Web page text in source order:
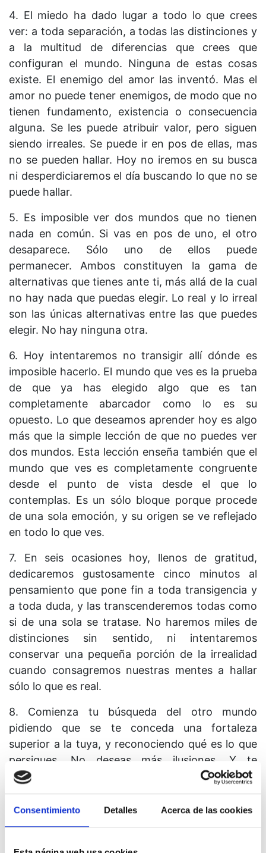
Consentimiento Detalles Acerca de las cookies
4. El miedo ha dado lugar a todo lo que crees
ver: a toda separación, a todas las distinciones y
a la multitud de diferencias que crees que
configuran el mundo. Ninguna de estas cosas
existe. El enemigo del amor las inventó. Mas el
amor no puede tener enemigos, de modo que no
tienen fundamento, existencia o consecuencia
alguna. Se les puede atribuir valor, pero siguen
siendo irreales. Se puede ir en pos de ellas, mas
no se pueden hallar. Hoy no iremos en su busca
ni desperdiciaremos el día buscando lo que no se
puede hallar.
5. Es imposible ver dos mundos que no tienen
nada en común. Si vas en pos de uno, el otro
desaparece. Sólo uno de ellos puede
permanecer. Ambos constituyen la gama de
alternativas que tienes ante ti, más allá de la cual
no hay nada que puedas elegir. Lo real y lo irreal
son las únicas alternativas entre las que puedes
elegir. No hay ninguna otra.
6. Hoy intentaremos no transigir allí dónde es
imposible hacerlo. El mundo que ves es la prueba
de que ya has elegido algo que es tan
completamente abarcador como lo es su
opuesto. Lo que deseamos aprender hoy es algo
más que la simple lección de que no puedes ver
dos mundos. Esta lección enseña también que el
mundo que ves es completamente congruente
desde el punto de vista desde el que lo
contemplas. Es un sólo bloque porque procede
de una sola emoción, y su origen se ve reflejado
en todo lo que ves.
7. En seis ocasiones hoy, llenos de gratitud,
dedicaremos gustosamente cinco minutos al
pensamiento que pone fin a toda transigencia y
a toda duda, y las transcenderemos todas como
si de una sola se tratase. No haremos miles de
distinciones sin sentido, ni intentaremos
conservar una pequeña porción de la irrealidad
cuando consagremos nuestras mentes a hallar
sólo lo que es real.
8. Comienza tu búsqueda del otro mundo
pidiendo que se te con­ceda una fortaleza
superior a la tuya, y reconociendo qué es lo que
persigues. No deseas más ilusiones. Y te
preparas para esos cinco minutos vaciando tus
manos de todos los vanos tesoros de este
mundo. Esperas la ayuda de Dios, según dices: